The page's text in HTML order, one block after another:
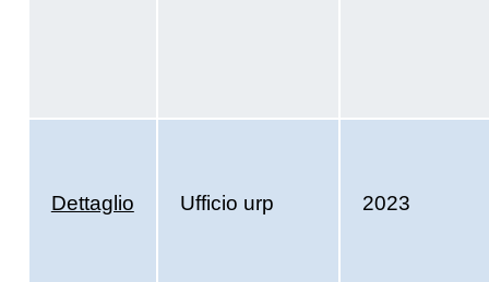
Dettaglio Ufficio urp 2023